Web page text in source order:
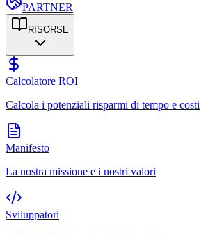
PARTNER
RISORSE
Calcolatore ROI
Calcola i potenziali risparmi di tempo e costi
Manifesto
La nostra missione e i nostri valori
Sviluppatori